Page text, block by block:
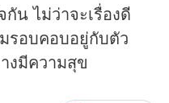
น ไม่ว่าจะเรื่องดี
รอบคอบอยู่กับตัว
งมีความสุข